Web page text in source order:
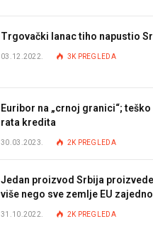
Trgovački lanac tiho napustio
03.12.2022. 3K PREGLEDA
Euribor na „crnoj granici“; teško
rata kredita
30.03.2023. 2K PREGLEDA
Jedan proizvod Srbija
više nego sve zemlje EU zajedno
31.10.2022. 2K PREGLEDA